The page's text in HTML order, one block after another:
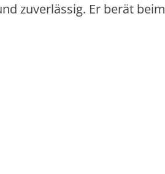
zuverlässig. Er berät beim